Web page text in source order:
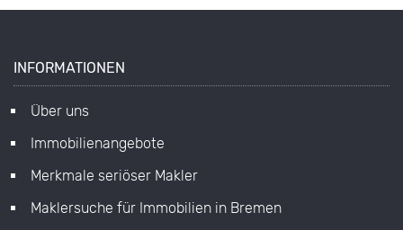
INFORMATIONEN
Über uns
Immobilienangebote
Merkmale seriöser Makler
Maklersuche für Immobilien in Bremen